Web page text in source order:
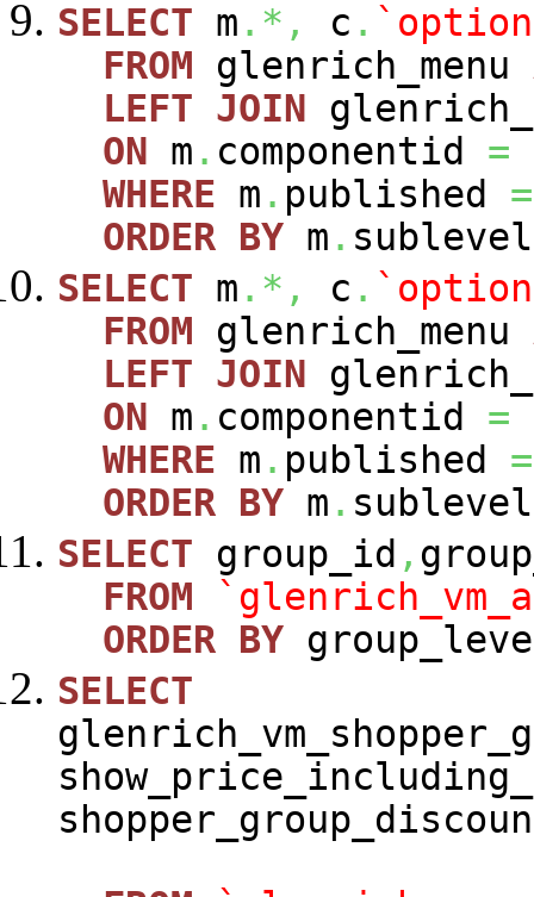
SELECT m .*, c .
FROM glenrich_menu
LEFT JOIN
ON m . componentid =
WHERE m . published =
ORDER BY m . sublevel
SELECT m .*, c .
FROM glenrich_menu
LEFT JOIN
ON m . componentid =
WHERE m . published =
ORDER BY m . sublevel
SELECT group_id ,
FROM
ORDER BY
SELECT